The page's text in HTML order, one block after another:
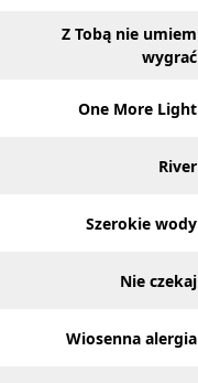
Z Tobą nie umiem
wygrać
One More Light
River
Szerokie wody
Nie czekaj
Wiosenna alergia